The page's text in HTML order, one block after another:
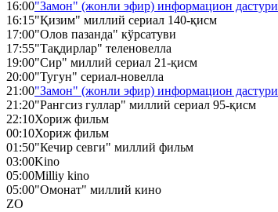
16:00"Замон" (жонли эфир) информацион дастури
16:15"Қизим" миллий сериал 140-қисм
17:00"Олов пазанда" кўрсатуви
17:55"Тақдирлар" теленовелла
19:00"Сир" миллий сериал 21-қисм
20:00"Тугун" сериал-новелла
21:00"Замон" (жонли эфир) информацион дастури
21:20"Рангсиз гуллар" миллий сериал 95-қисм
22:10Хориж фильм
00:10Хориж фильм
01:50"Кечир севги" миллий фильм
03:00Kino
05:00Milliy kino
05:00"Омонат" миллий кино
ZO